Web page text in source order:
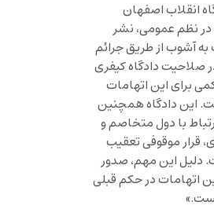
انقلاب اصفهان
در نظم عمومی، نشر
آشوب از طریق جرائم
در صلاحیت دادگاه کیفری
برای این اتهامات
این دادگاه همچنین
با دول متخاصم و
قرار موقوفی تعقیب
دلیل این مهم، صدور
اتهامات در حکم قبلی